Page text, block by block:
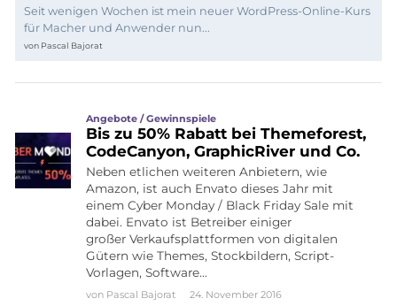
Seit wenigen Wochen ist mein neuer WordPress-Online-Kurs
für Macher und Anwender nun...
von Pascal Bajorat
Angebote / Gewinnspiele
Bis zu 50% Rabatt bei Themeforest,
CodeCanyon, GraphicRiver und Co.
Neben etlichen weiteren Anbietern, wie
Amazon, ist auch Envato dieses Jahr mit
einem Cyber Monday / Black Friday Sale mit
dabei. Envato ist Betreiber einiger
großer Verkaufsplattformen von digitalen
Gütern wie Themes, Stockbildern, Script-
Vorlagen, Software…
von Pascal Bajorat 24. November 2016